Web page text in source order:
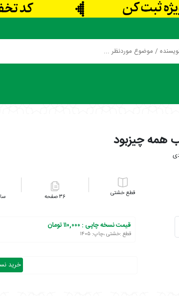
همه چیزبود
خشتی ۳۶
قیمت نسخه چاپی : ۱۱۰,۰۰۰ تومان
قطع :خشتی ،چاپ: ۱۴۰۵
خرید